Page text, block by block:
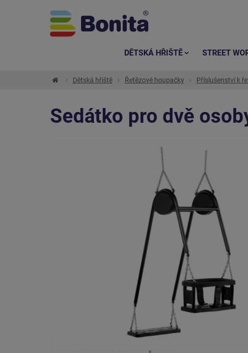
Dětská hřiště Řetězové houpačky Příslušenství k
Sedátko pro dvě
DĚTSKÁ HŘIŠTĚ STREET